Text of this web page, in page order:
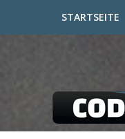
STARTSEITE